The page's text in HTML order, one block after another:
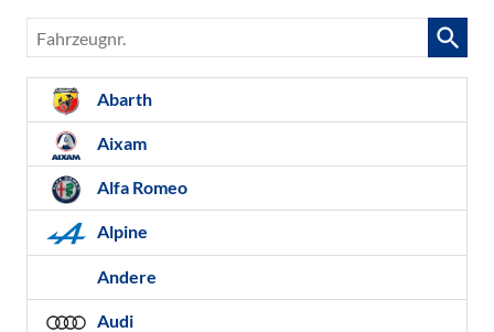
Fahrzeugnr.
Abarth
Aixam
Alfa Romeo
Alpine
Andere
Audi